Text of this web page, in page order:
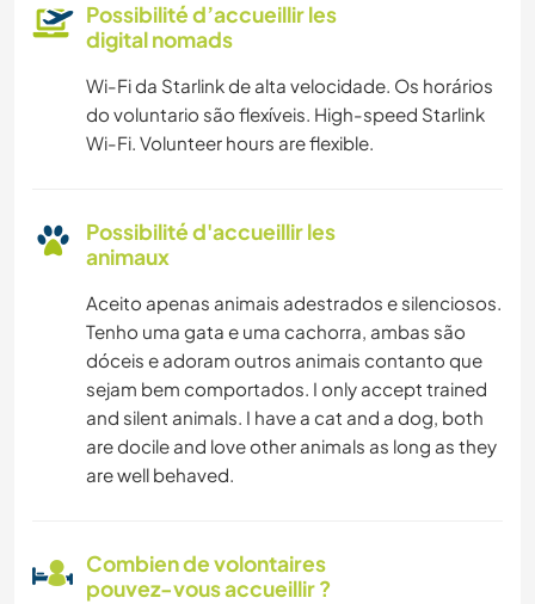
Possibilité d’accueillir les
digital nomads
Wi-Fi da Starlink de alta velocidade. Os horários
do voluntario são flexíveis. High-speed Starlink
Wi-Fi. Volunteer hours are flexible.
Possibilité d'accueillir les
animaux
Aceito apenas animais adestrados e silenciosos.
Tenho uma gata e uma cachorra, ambas são
dóceis e adoram outros animais contanto que
sejam bem comportados. I only accept trained
and silent animals. I have a cat and a dog, both
are docile and love other animals as long as they
are well behaved.
Combien de volontaires
pouvez-vous accueillir ?